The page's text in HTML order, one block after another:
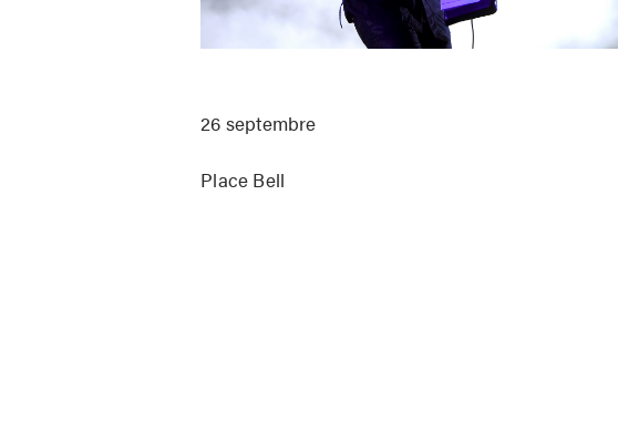
26 septembre
Place Bell